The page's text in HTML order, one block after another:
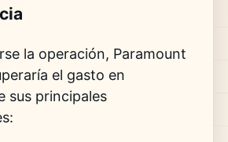
la operación, Paramount
el gasto en
sus principales